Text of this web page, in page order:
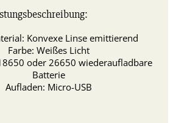
Konvexe Linse emittierend
Farbe: Weißes Licht
oder 26650 wiederaufladbare
Batterie
Aufladen: Micro-USB